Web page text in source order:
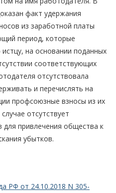
факт удержания
из заработной платы
период, которые
на основании поданных
соответствующих
отсутствовала
и перечислять на
профсоюзные взносы из их
отсутствует
для привлечения общества к
убытков.
РФ от 24.10.2018 N 305-